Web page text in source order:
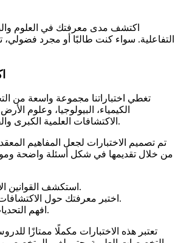
اكتشف مدى معرفتك في العلوم
التفاعلية. سواء كنت طالبًا أو مجرد فضولي،
تغطي اختباراتنا مجموعة واسعة من
الكيمياء، البيولوجيا، وعلوم
الاكتشافات العلمية الكبرى والقضايا البيئية المعاصرة.
تم تصميم الاختبارات لجعل المفاهيم
من خلال تقديمها في شكل أسئلة واضحة
استكشف القوانين الأساسية للطبيعة.
اختبر معرفتك حول الاكتشافات العلمية الحديثة.
افهم التحديات البيئية الحالية.
تعتبر هذه الاختبارات مكملًا ممتازًا